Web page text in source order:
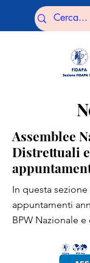
Assemblee
Distrettuali
In questa
appuntamenti
BPW Nazionale